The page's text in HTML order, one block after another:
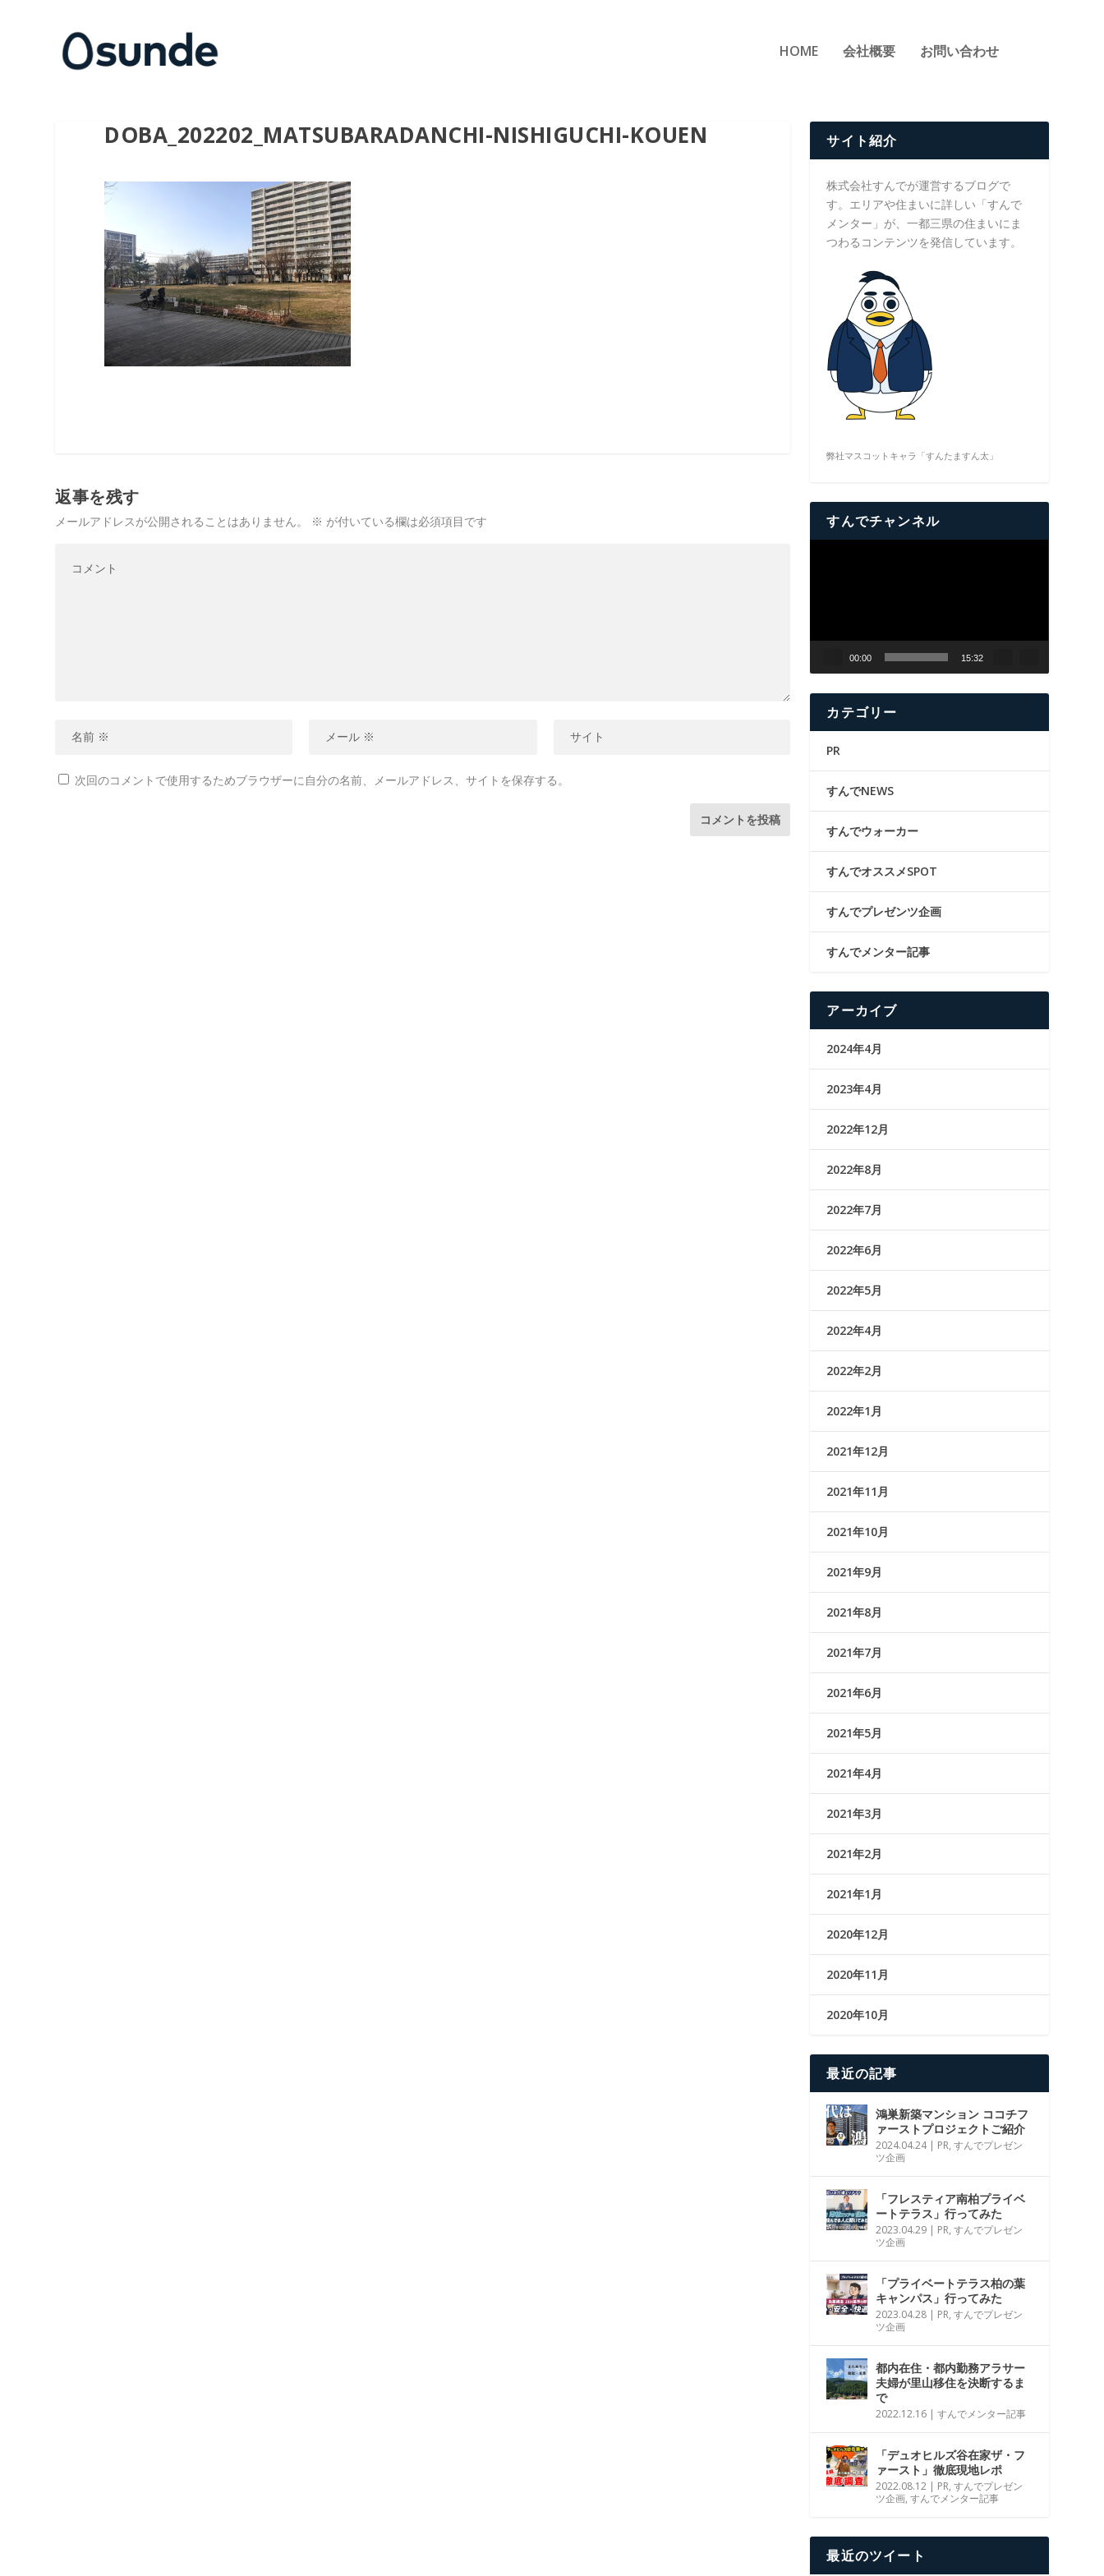
HOME 会社概要 お問い合わせ
DOBA_202202_MATSUBARADANCHI-NISHIGUCHI-KOUEN
返事を残す
メールアドレスが公開されることはありません。 ※ が付いている欄は必須項目です
次回のコメントで使用するためブラウザーに自分の名前、メールアドレス、サイトを保存する。
サイト紹介
株式会社すんでが運営するブログで
す。エリアや住まいに詳しい「すんで
メンター」が、一都三県の住まいにま
つわるコンテンツを発信しています。
弊社マスコットキャラ「すんたますん太」
すんでチャンネル
ヤ
00:00 15:32
カテゴリー
PR
すんでNEWS
すんでウォーカー
すんでオススメSPOT
すんでプレゼンツ企画
すんでメンター記事
アーカイブ
2024年4月
2023年4月
2022年12月
2022年8月
2022年7月
2022年6月
2022年5月
2022年4月
2022年2月
2022年1月
2021年12月
2021年11月
2021年10月
2021年9月
2021年8月
2021年7月
2021年6月
2021年5月
2021年4月
2021年3月
2021年2月
2021年1月
2020年12月
2020年11月
2020年10月
最近の記事
鴻巣新築マンション ココチフ
ァーストプロジェクトご紹介
2024.04.24| PR,すんでプレゼン
ツ企画
「フレスティア南柏プライベ
ートテラス」行ってみた
2023.04.29 | PR,すんでプレゼン
ツ企画
「プライベートテラス柏の葉
キャンパス」行ってみた
2023.04.28 | PR,すんでプレゼン
ツ企画
都内在住・都内勤務アラサー
夫婦が里山移住を決断するま
で
2022.12.16 |すんでメンター記事
「デュオヒルズ谷在家ザ・フ
ァースト」徹底現地レポ
2022.08.12 | PR,すんでプレゼン
ツ企画,すんでメンター記事
最近のツイート